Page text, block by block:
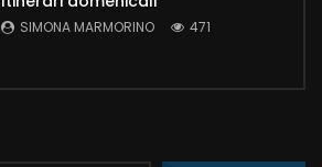
SIMONA MARMORINO 471